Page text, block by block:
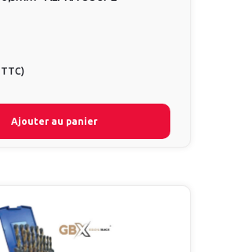
TTC)
Ajouter au panier